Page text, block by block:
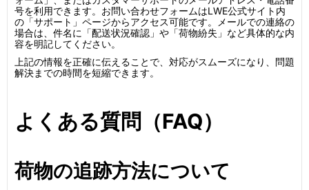
号を利用できます。お問い合わせフォームはLWE公式サイト内
の「サポート」ページからアクセス可能です。メールでの連絡の
場合は、件名に「配送状況確認」や「荷物紛失」など具体的な内
容を明記してください。
上記の情報を正確に伝えることで、対応がスムーズになり、問題
解決までの時間を短縮できます。
よくある質問（FAQ）
荷物の追跡方法について